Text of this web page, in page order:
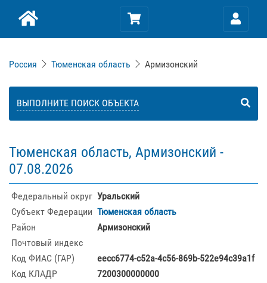
Россия Тюменская область Армизонский
ВЫПОЛНИТЕ ПОИСК ОБЪЕКТА
Тюменская область, Армизонский -
07.08.2026
Федеральный округ Уральский
Субъект Федерации Тюменская область
Район
Армизонский
Почтовый индекс
Код ФИАС (ГАР)
eecc6774-c52a-4c56-869b-522e94c39a1f
Код КЛАДР
7200300000000